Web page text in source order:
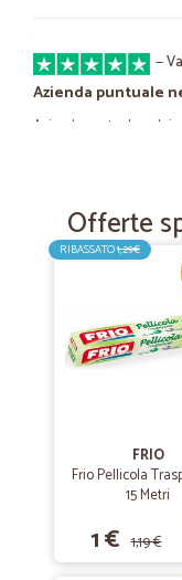
—
Azienda puntuale
Azienda puntuale nel
Ottimo
Ottimo, spedizione
richiesti perfetti... rifarò
—
Salve. Tutte bene un
Ringrazio e saluto. -
—
Prodotti di ottima
Offerte
RIBASSATO1,29€
FRIO
Frio Pellicola
15 Metri
1 € 1,19 €